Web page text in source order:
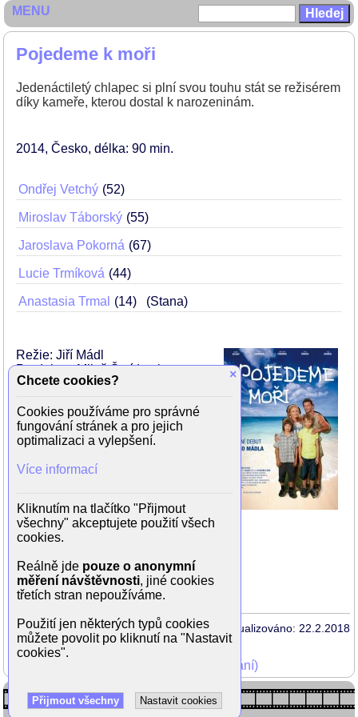
Pojedeme k moři
Jedenáctiletý chlapec si plní svou touhu stát se režisérem
díky kameře, kterou dostal k narozeninám.
2014 Česko délka: 90 min
Ondřej Vetchý 52
Miroslav Táborský 55
Jaroslava Pokorná 67
Lucie Trmíková 44
Anastasia Trmal 14 (Stana)
Režie: Jiří Mádl
Produkce: Miloš Šmídmajer
Scénář: Jiří Mádl
Hudba: René Rypar
Hrají:
Petr Šimčák (loutkář Tomáš)
Lukás Hrabák
Michaela Majerníková
Jan Maršál (Haris)
Lucie Nebeská Trmíková
Miroslav Táborský
Aktualizováno: 22.2.2018
Mohli jste vidět v TV (zobrazit starší vysílání)
MENU
×
Chcete cookies?
Cookies používáme pro správné
fungování stránek a pro jejich
optimalizaci a vylepšení.
Více informací
Kliknutím na tlačítko "Přijmout
všechny" akceptujete použití všech
cookies.
Reálně jde pouze o anonymní
měření návštěvnosti, jiné cookies
třetích stran nepoužíváme.
Použití jen některých typů cookies
můžete povolit po kliknutí na "Nastavit
cookies".
Přijmout všechny Nastavit cookies